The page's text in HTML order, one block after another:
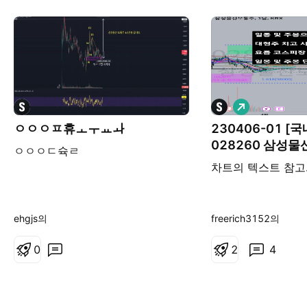
ㅇㅇㅇㅍ휴ㅗㅜㅛㅘ
ㅇㅇㅇㄷ슉ㄹ
ehgjs의
0
230406-01 [국
028260 삼성물
전략
차트의 텍스트 참
롱
freerich3152의
4
2